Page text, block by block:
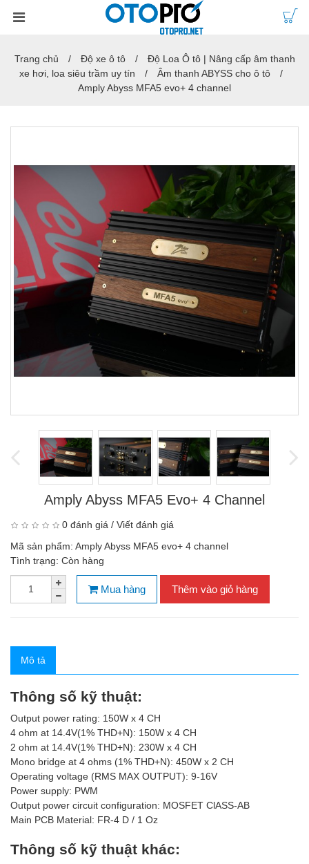
Trang chủ Độ xe ô tô
Độ Loa Ô tô | Nâng cấp âm thanh
xe hơi, loa siêu trầm uy tín
Âm thanh ABYSS cho ô tô
Amply Abyss MFA5 evo+ 4 channel
Amply Abyss MFA5 Evo+ 4 Channel
0 đánh giá / Viết đánh giá
Mã sản phẩm: Amply Abyss MFA5 evo+ 4 channel
Tình trạng: Còn hàng
Mua hàng Thêm vào giỏ hàng
Mô tả
Thông số kỹ thuật:
Output power rating: 150W x 4 CH
4 ohm at 14.4V(1% THD+N): 150W x 4 CH
2 ohm at 14.4V(1% THD+N): 230W x 4 CH
Mono bridge at 4 ohms (1% THD+N): 450W x 2 CH
Operating voltage (RMS MAX OUTPUT): 9-16V
Power supply: PWM
Output power circuit configuration: MOSFET ClASS-AB
Main PCB Material: FR-4 D / 1 Oz
Thông số kỹ thuật khác: